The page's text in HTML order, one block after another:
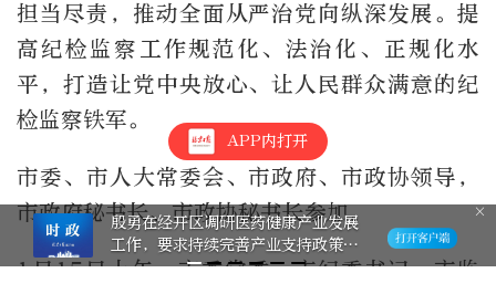
担当尽责，推动全面从严治党向纵深发展。提
高纪检监察工作规范化、法治化、正规化水
平，打造让党中央放心、让人民群众满意的纪
检监察铁军。
市委、市人大常委会、市政府、市政协领导，
市政府秘书长、市政协秘书长参加。
1月15日上午，市委常委、市纪委书记、市监
APP内打开
殷勇在经开区调研医药健康产业发展
工作，要求持续完善产业支持政策，
提升医药健康产业发展能级